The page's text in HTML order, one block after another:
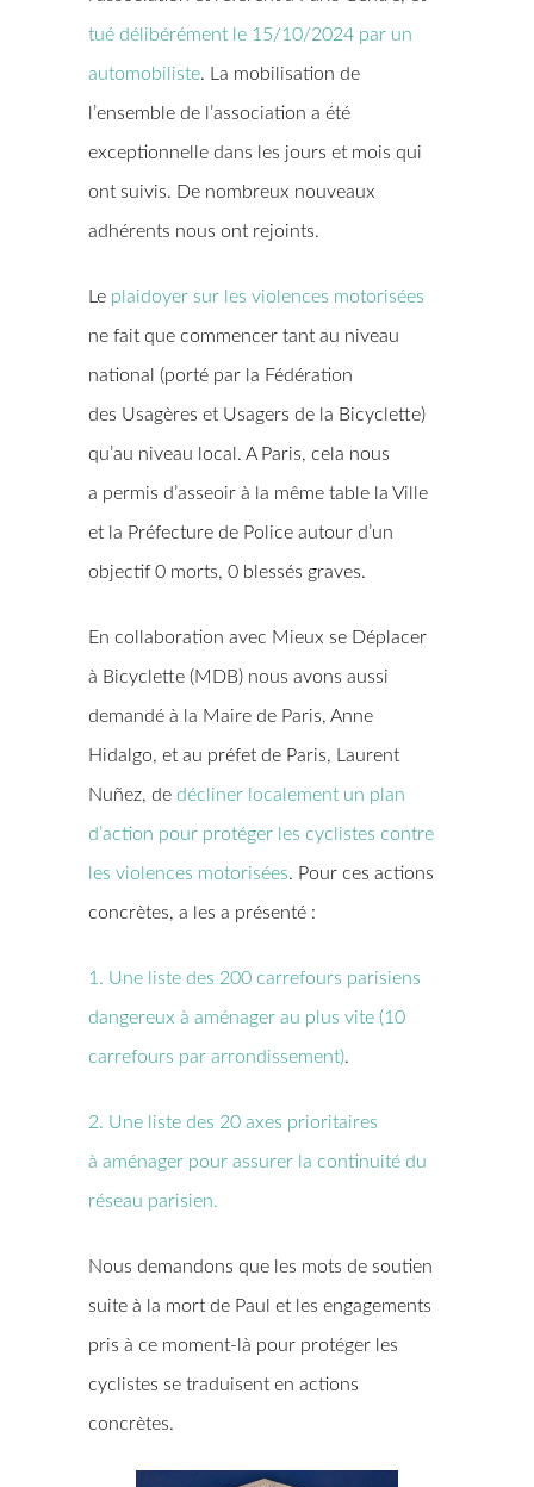
tué délibérément le 15/10/2024 par un
automobiliste. La mobilisation de
l’ensemble de l’association a été
exceptionnelle dans les jours et mois qui
ont suivis. De nombreux nouveaux
adhérents nous ont rejoints.
Le plaidoyer sur les violences motorisées
ne fait que commencer tant au niveau
national (porté par la Fédération
des Usagères et Usagers de la Bicyclette)
qu’au niveau local. A Paris, cela nous
a permis d’asseoir à la même table la Ville
et la Préfecture de Police autour d’un
objectif 0 morts, 0 blessés graves.
En collaboration avec Mieux se Déplacer
à Bicyclette (MDB) nous avons aussi
demandé à la Maire de Paris, Anne
Hidalgo, et au préfet de Paris, Laurent
Nuñez, de décliner localement un plan
d’action pour protéger les cyclistes contre
les violences motorisées. Pour ces actions
concrètes, a les a présenté :
1. Une liste des 200 carrefours parisiens
dangereux à aménager au plus vite (10
carrefours par arrondissement).
2. Une liste des 20 axes prioritaires
à aménager pour assurer la continuité du
réseau parisien.
Nous demandons que les mots de soutien
suite à la mort de Paul et les engagements
pris à ce moment-là pour protéger les
cyclistes se traduisent en actions
concrètes.